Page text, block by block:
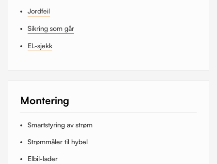
Jordfeil
Sikring som går
EL-sjekk
Montering
Smartstyring av strøm
Strømmåler til hybel
Elbil-lader